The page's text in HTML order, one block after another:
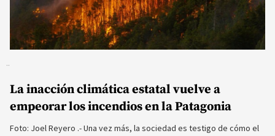
La inacción climática estatal vuelve a
empeorar los incendios en la Patagonia
Foto: Joel Reyero .- Una vez más, la sociedad es testigo de cómo el